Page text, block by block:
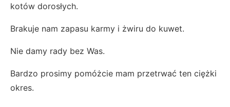
kotów dorosłych.
Brakuje nam zapasu karmy i żwiru do kuwet.
Nie damy rady bez Was.
Bardzo prosimy pomóżcie mam przetrwać ten ciężki
okres.